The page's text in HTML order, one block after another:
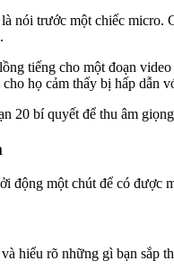
nói trước một chiếc
tiếng cho một đoạn
họ cảm thấy bị hấp dẫn
20 bí quyết để thu âm
động một chút để có được
hiểu rõ những gì bạn sắp